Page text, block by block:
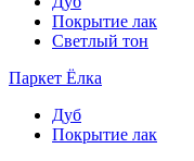
Покрытие лак
Светлый тон
Паркет Ёлка
Дуб
Покрытие лак